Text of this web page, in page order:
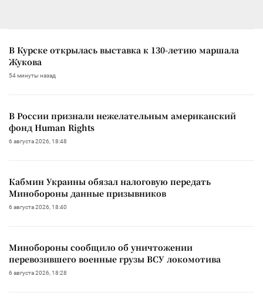
В Курске открылась выставка к 130-летию маршала
Жукова
54 минуты назад
В России признали нежелательным американский
фонд Human Rights
6 августа 2026, 18:48
Кабмин Украины обязал налоговую передать
Минобороны данные призывников
6 августа 2026, 18:40
Минобороны сообщило об уничтожении
перевозившего военные грузы ВСУ локомотива
6 августа 2026, 18:28